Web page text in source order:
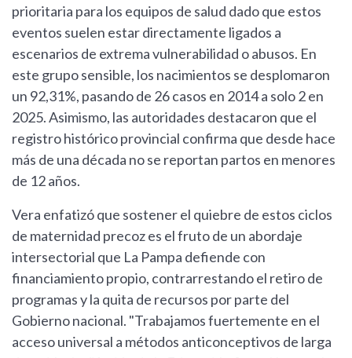
prioritaria para los equipos de salud dado que estos
eventos suelen estar directamente ligados a
escenarios de extrema vulnerabilidad o abusos. En
este grupo sensible, los nacimientos se desplomaron
un 92,31%, pasando de 26 casos en 2014 a solo 2 en
2025. Asimismo, las autoridades destacaron que el
registro histórico provincial confirma que desde hace
más de una década no se reportan partos en menores
de 12 años.
Vera enfatizó que sostener el quiebre de estos ciclos
de maternidad precoz es el fruto de un abordaje
intersectorial que La Pampa defiende con
financiamiento propio, contrarrestando el retiro de
programas y la quita de recursos por parte del
Gobierno nacional. "Trabajamos fuertemente en el
acceso universal a métodos anticonceptivos de larga